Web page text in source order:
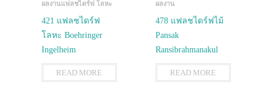
ผลงานแฟลชไดร์ฟ โลหะ
421 แฟลชไดร์ฟ
โลหะ Boehringer
Ingelheim
READ MORE
ผลงาน
478 แฟลชไดร์ฟไม้
Pansak
Ransibrahmanakul
READ MORE